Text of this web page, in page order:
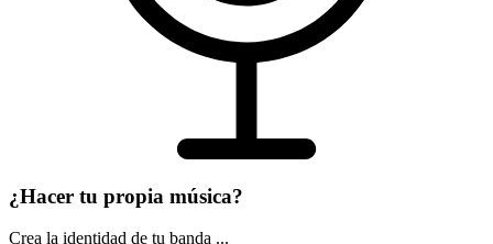
¿Hacer tu propia música?
Crea la identidad de tu banda ...